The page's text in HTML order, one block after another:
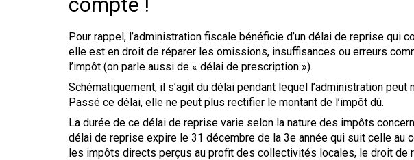
Pour rappel, l’administration fiscale bénéficie d’un délai de reprise qui
elle est en droit de réparer les omissions, insuffisances ou erreurs
l’impôt (on parle aussi de « délai de prescription »).
Schématiquement, il s’agit du délai pendant lequel l’administration
Passé ce délai, elle ne peut plus rectifier le montant de l’impôt dû.
La durée de ce délai de reprise varie selon la nature des impôts
délai de reprise expire le 31 décembre de la 3e année qui suit celle au
les impôts directs perçus au profit des collectivités locales, le droit de